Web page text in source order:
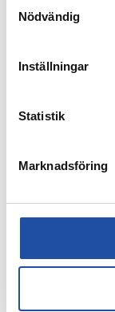
Nödvändig
Inställningar
Statistik
Marknadsföring
FARTFYLLD
NÄTADE MOT
4 AUGUSTI,